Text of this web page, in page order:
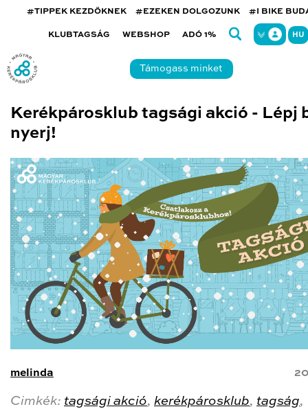
#TIPPEK KEZDŐKNEK #EZEKEN DOLGOZUNK #I BIKE
KLUBTAGSÁG WEBSHOP ADÓ 1% HU
Támogass minket
Kerékpárosklub tagsági akció - Lépj
nyerj!
melinda
Cimkék: tagsági akció, kerékpárosklub, tagság,